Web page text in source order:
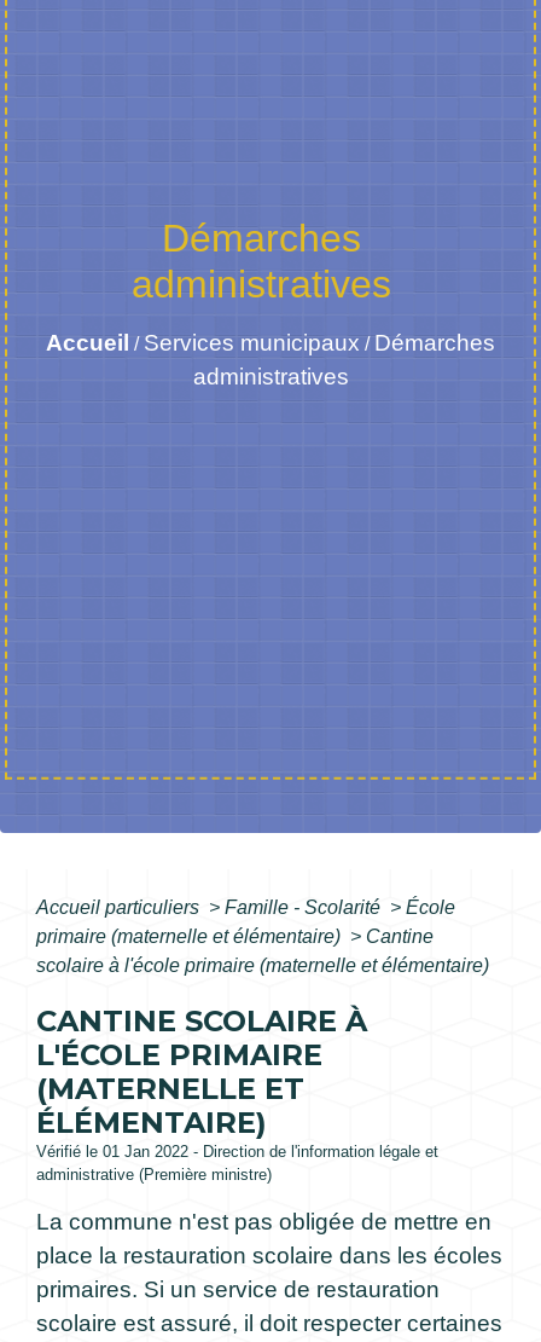
Démarches
administratives
Accueil / Services municipaux / Démarches
administratives
Accueil particuliers > Famille - Scolarité > École
primaire (maternelle et élémentaire) > Cantine
scolaire à l'école primaire (maternelle et élémentaire)
CANTINE SCOLAIRE À
L'ÉCOLE PRIMAIRE
(MATERNELLE ET
ÉLÉMENTAIRE)
Vérifié le 01 Jan 2022 - Direction de l'information légale et
administrative (Première ministre)
La commune n'est pas obligée de mettre en
place la restauration scolaire dans les écoles
primaires. Si un service de restauration
scolaire est assuré, il doit respecter certaines